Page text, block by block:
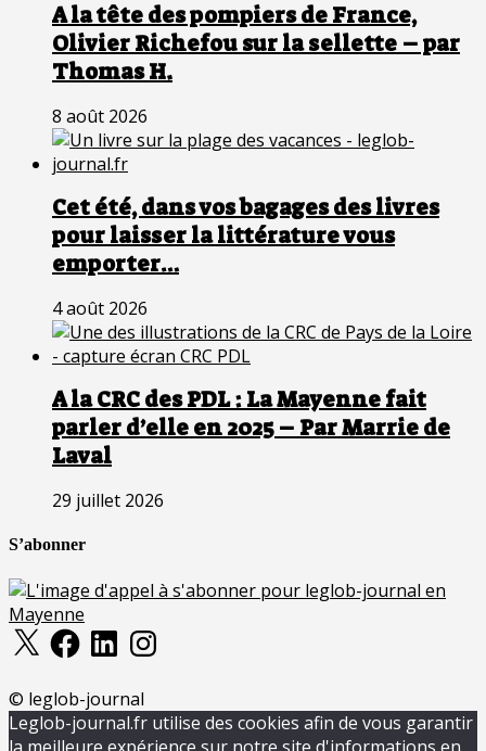
A la tête des pompiers de France,
Olivier Richefou sur la sellette – par
Thomas H.
8 août 2026
Cet été, dans vos bagages des livres
pour laisser la littérature vous
emporter…
4 août 2026
A la CRC des PDL : La Mayenne fait
parler d’elle en 2025 – Par Marrie de
Laval
29 juillet 2026
S’abonner
X FacebookLinkedInInstagram
© leglob-journal
Leglob-journal.fr utilise des cookies afin de vous garantir
la meilleure expérience sur notre site d'informations en